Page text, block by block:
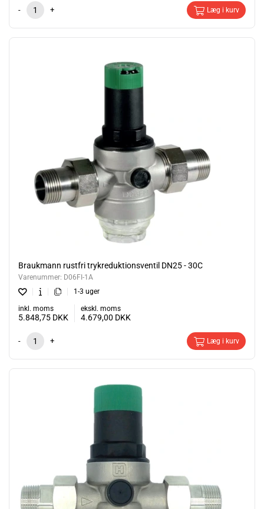
- + Læg i kurv
Braukmann rustfri trykreduktionsventil DN25 - 30C
Varenummer: D06FI-1A
1-3 uger
inkl. moms
5.848,75 DKK
ekskl. moms
4.679,00 DKK
- + Læg i kurv